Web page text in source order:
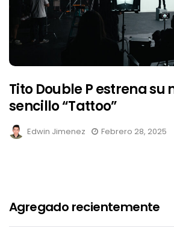
Tito Double P estrena su
sencillo “Tattoo”
Edwin Jimenez Febrero 28, 2025
Agregado recientemente